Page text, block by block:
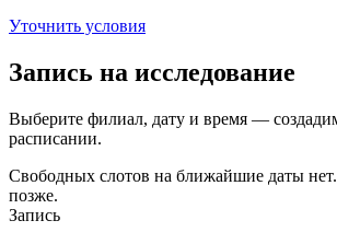
Уточнить условия
Запись на исследование
Выберите филиал, дату и время —
расписании.
Свободных слотов на ближайшие даты
позже.
Запись